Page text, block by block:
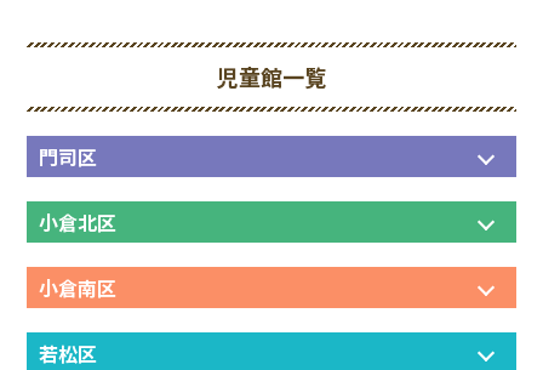
児童館一覧
門司区
小倉北区
小倉南区
若松区